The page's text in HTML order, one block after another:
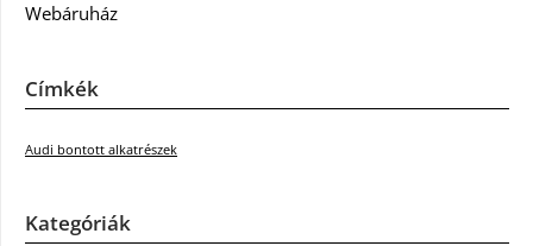
Webáruház
Címkék
Audi bontott alkatrészek
Kategóriák